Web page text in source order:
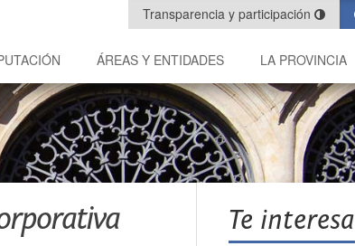
Transparencia y participación
ÁREAS Y ENTIDADES LA PROVINCIA
Te interesa